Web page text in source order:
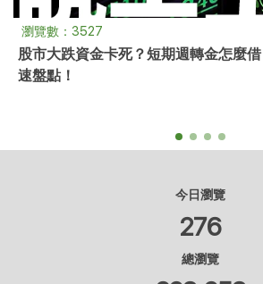
瀏覽數：3408
汽車借款是什麼？汽車借款陷阱、汽
借款種類
今日瀏覽
276
總瀏覽